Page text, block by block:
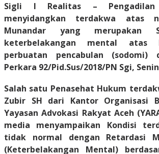
Sigli I Realitas –
menyidangkan terdakwa atas
Munandar yang merupakan
keterbelakangan mental atas
perbuatan pencabulan (sodomi)
Perkara 92/Pid.Sus/2018/PN Sgi, Senin
Salah satu Penasehat Hukum
Zubir SH dari Kantor Organisasi
Yayasan Advokasi Rakyat Aceh
media menyampaikan Kondisi
tidak normal dengan Retardasi
(Keterbelakangan Mental)